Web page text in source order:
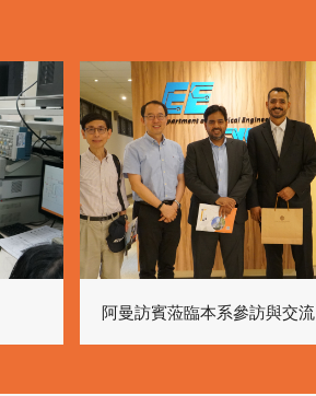
阿曼訪賓蒞臨本系參訪與交流